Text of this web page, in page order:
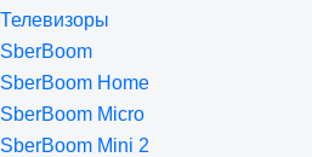
Телевизоры
SberBoom
SberBoom Home
SberBoom Micro
SberBoom Mini 2